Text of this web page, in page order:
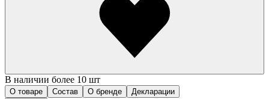
В наличии более 10 шт
О товаре Состав О бренде
Декларации